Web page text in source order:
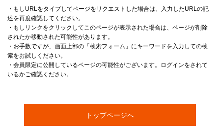
・もしURLをタイプしてページをリクエストした場合は、入力したURLの記
述を再度確認してください。
・もしリンクをクリックしてこのページが表示された場合は、ページが削除
されたか移動された可能性があります。
・お手数ですが、画面上部の「検索フォーム」にキーワードを入力しての検
索をお試しください。
・会員限定に公開しているページの可能性がございます。ログインをされて
いるかご確認ください。
トップページへ